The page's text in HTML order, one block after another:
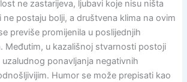
ne zastarijeva, ljubavi koje nisu ništa
ne postaju bolji, a društvena klima na ovim
previše promijenila u poslijednjih
Međutim, u kazališnoj stvarnosti postoji
ponavljanja negativnih
Humor se može prepisati kao